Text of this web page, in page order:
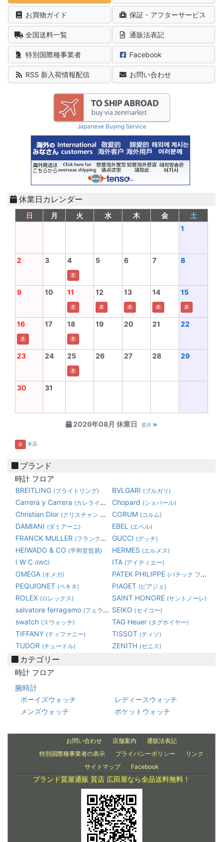
お買物ガイド 保証・アフターサービス
全国送料一覧 通販法表記
特別国際種事業者 Facebook
RSS 新入荷情報配信 お問い合わせ
Japanese Buying Service
休業日カレンダー
2026年08月 休業日 翌月
日 月 火 水 木 金
土
1
2 3 4
本
5 6 7 8
9 10 11
本
12
本
13
本
14
本
15
本
16
本
17 18
本
19 20 21 22
23 24 25
本
26 27 28 29
30 31
本 本店
ブランド
時計 フロア
BREITLING (ブライトリング) BVLGARI (ブルガリ)
Carrera y Carrera (カレライカレラ) Chopard (ショパール)
Christian Dior (クリスチャン ディオール) CORUM (コルム)
DAMIANI (ダミアーニ) EBEL (エベル)
FRANCK MULLER (フランク・ミュラー) GUCCI (グッチ)
HEIWADO & CO (平和堂貿易) HERMES (エルメス)
I W C (IWC) ITA (アイティエー)
OMEGA (オメガ) PATEK PHILIPPE (パテック フィリップ)
PEQUIGNET (ペキネ) PIAGET (ピアジェ)
ROLEX (ロレックス) SAINT HONORE (サントノーレ)
salvatore ferragamo (フェラガモ) SEIKO (セイコー)
swatch (スウォッチ) TAG Heuer (タグホイヤー)
TIFFANY (ティファニー) TISSOT (ティソ)
TUDOR (チュードル) ZENITH (ゼニス)
カテゴリー
時計 フロア
腕時計
ボーイズウォッチ
レディースウォッチ
メンズウォッチ
ポケットウォッチ
お問い合わせ 店舗案内
通販法表記
特別国際種事業者の表示
プライバシーポリシー
リンク
サイトマップ
Facebook
ブランド質屋通販 質店 広田屋なら全品送料無料！